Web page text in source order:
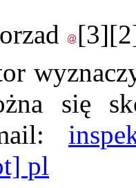
[3]
się
pl